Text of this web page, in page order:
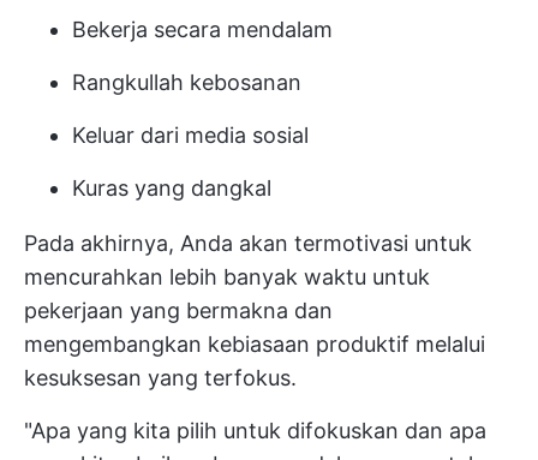
Bekerja secara mendalam
Rangkullah kebosanan
Keluar dari media sosial
Kuras yang dangkal
Pada akhirnya, Anda akan termotivasi untuk
mencurahkan lebih banyak waktu untuk
pekerjaan yang bermakna dan
mengembangkan kebiasaan produktif melalui
kesuksesan yang terfokus.
"Apa yang kita pilih untuk difokuskan dan apa